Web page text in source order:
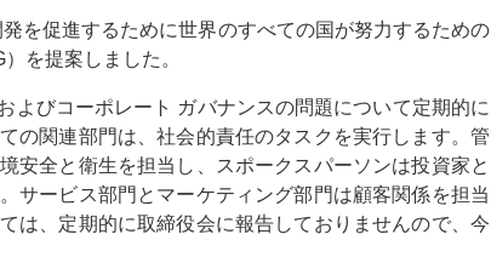
を促進するために世界のすべての国が努力するための
を提案しました。
びコーポレート ガバナンスの問題について定期的に
の関連部門は、社会的責任のタスクを実行します。管
安全と衛生を担当し、スポークスパーソンは投資家と
サービス部門とマーケティング部門は顧客関係を担当
は、定期的に取締役会に報告しておりませんので、今